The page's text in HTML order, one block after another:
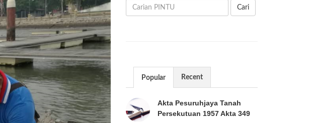
Cari
Popular Recent
Akta Pesuruhjaya Tanah
Persekutuan 1957 Akta 349